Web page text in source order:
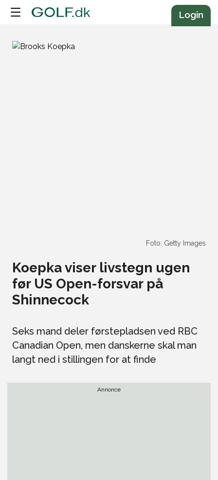
Annonce
Login
Foto: Getty Images
Koepka viser livstegn ugen
før US Open-forsvar på
Shinnecock
Seks mand deler førstepladsen ved RBC
Canadian Open, men danskerne skal man
langt ned i stillingen for at finde
Annonce